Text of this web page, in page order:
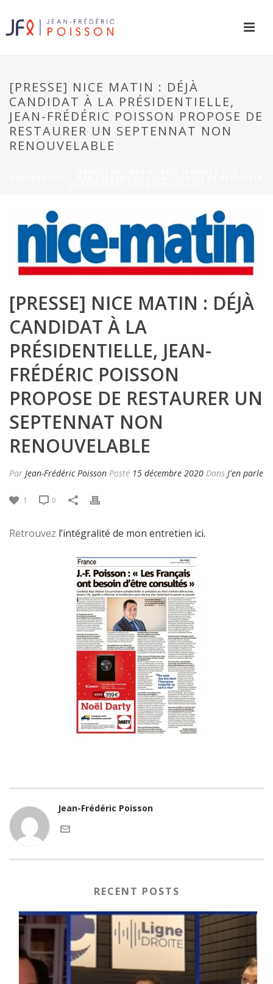
[PRESSE] NICE MATIN : DÉJÀ
CANDIDAT À LA PRÉSIDENTIELLE,
JEAN-FRÉDÉRIC POISSON PROPOSE DE
RESTAURER UN SEPTENNAT NON
RENOUVELABLE
[PRESSE] NICE MATIN : DÉJÀ
CANDIDAT À LA
PRÉSIDENTIELLE, JEAN-
FRÉDÉRIC POISSON
PROPOSE DE RESTAURER UN
SEPTENNAT NON
RENOUVELABLE
Par Jean-Frédéric Poisson Posté 15 décembre 2020 Dans J'en parle
1 0
Retrouvez l’intégralité de mon entretien ici.
Jean-Frédéric Poisson
RECENT POSTS